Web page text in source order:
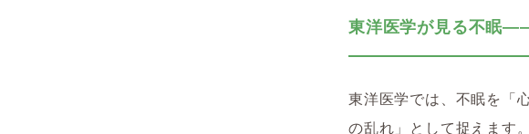
東洋医学が見る不眠
東洋医学では、不眠を「
の乱れ」として捉えます。